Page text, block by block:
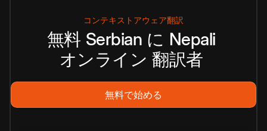
コンテキストアウェア翻訳
無料 Serbian に Nepali
オンライン 翻訳者
無料で始める